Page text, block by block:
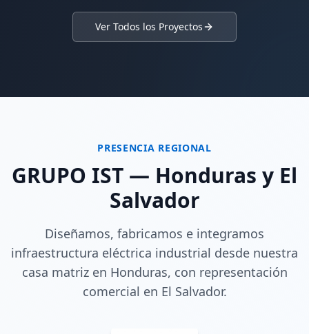
Ver Todos los Proyectos
PRESENCIA REGIONAL
GRUPO IST — Honduras y El
Salvador
Diseñamos, fabricamos e integramos
infraestructura eléctrica industrial desde nuestra
casa matriz en Honduras, con representación
comercial en El Salvador.